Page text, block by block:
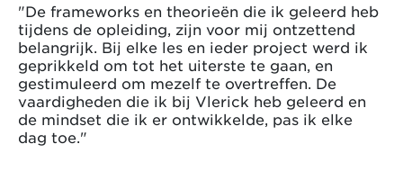
"De frameworks en theorieën die ik geleerd heb
tijdens de opleiding, zijn voor mij ontzettend
belangrijk. Bij elke les en ieder project werd ik
geprikkeld om tot het uiterste te gaan, en
gestimuleerd om mezelf te overtreffen. De
vaardigheden die ik bij Vlerick heb geleerd en
de mindset die ik er ontwikkelde, pas ik elke
dag toe."